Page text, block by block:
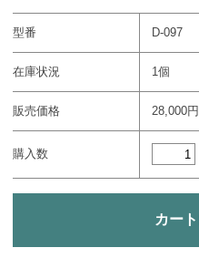
型番 D-097
在庫状況 1個
販売価格 28,000円
購入数